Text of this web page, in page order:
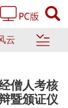
云
僧人考核
暨颁证仪